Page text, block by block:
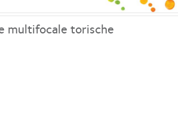
multifocale torische